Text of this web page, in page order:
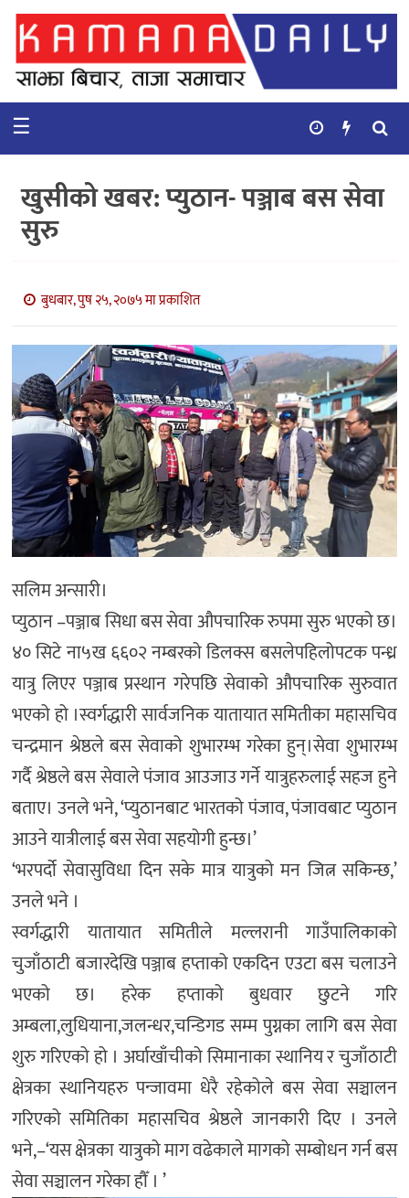
गृहपृष्ठ
समाचार
कुटनिती
कुराकानी
बाणिज्य
भिडियो
सिफारिस
☰
खुसीको खबर: प्युठान- पञ्जाब बस सेवा
सुरु
बुधबार, पुष २५, २०७५ मा प्रकाशित
सलिम अन्सारी।
प्युठान –पञ्जाब सिधा बस सेवा औपचारिक रुपमा सुरु भएको छ।
४० सिटे ना५ख ६६०२ नम्बरको डिलक्स बसलेपहिलोपटक पन्ध्र
यात्रु लिएर पञ्जाब प्रस्थान गरेपछि सेवाको औपचारिक सुरुवात
भएको हो ।स्वर्गद्धारी सार्वजनिक यातायात समितीका महासचिव
चन्द्रमान श्रेष्ठले बस सेवाको शुभारम्भ गरेका हुन्।सेवा शुभारम्भ
गर्दै श्रेष्ठले बस सेवाले पंजाव आउजाउ गर्ने यात्रुहरुलाई सहज हुने
बताए। उनले भने, ‘प्युठानबाट भारतको पंजाव, पंजावबाट प्युठान
आउने यात्रीलाई बस सेवा सहयोगी हुन्छ।’
‘भरपर्दो सेवासुविधा दिन सके मात्र यात्रुको मन जित्न सकिन्छ,’
उनले भने ।
स्वर्गद्धारी यातायात समितीले मल्लरानी गाउँपालिकाको
चुजाँठाटी बजारदेखि पञ्जाब हप्ताको एकदिन एउटा बस चलाउने
भएको छ। हरेक हप्ताको बुधवार छुटने गरि
अम्बला,लुधियाना,जलन्धर,चन्डिगड सम्म पुग्नका लागि बस सेवा
शुरु गरिएको हो । अर्घाखाँचीको सिमानाका स्थानिय र चुजाँठाटी
क्षेत्रका स्थानियहरु पन्जावमा धेरै रहेकोले बस सेवा सञ्चालन
गरिएको समितिका महासचिव श्रेष्ठले जानकारी दिए । उनले
भने,–‘यस क्षेत्रका यात्रुको माग वढेकाले मागको सम्बोधन गर्न बस
सेवा सञ्चालन गरेका हौँ । ’